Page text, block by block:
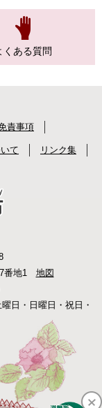
くある質問
責事項
て リンク集
番地1 地図
日・日曜日・祝日・